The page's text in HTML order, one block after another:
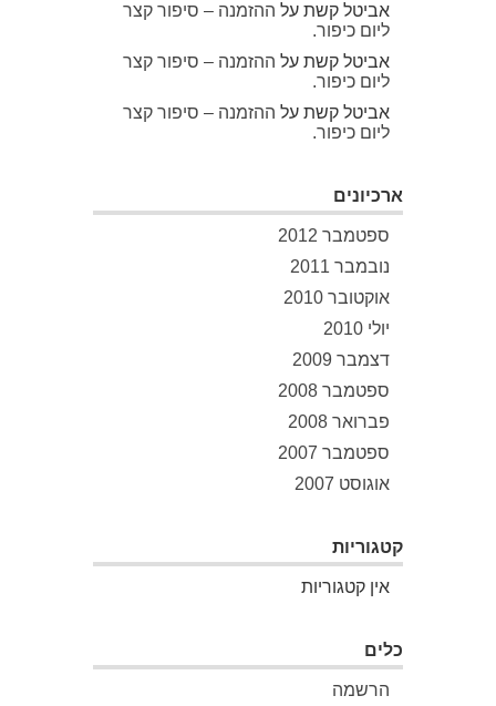
אביטל קשת על ההזמנה – סיפור קצר
ליום כיפור.
אביטל קשת על ההזמנה – סיפור קצר
ליום כיפור.
אביטל קשת על ההזמנה – סיפור קצר
ליום כיפור.
ארכיונים
ספטמבר 2012
נובמבר 2011
אוקטובר 2010
יולי 2010
דצמבר 2009
ספטמבר 2008
פברואר 2008
ספטמבר 2007
אוגוסט 2007
קטגוריות
אין קטגוריות
כלים
הרשמה